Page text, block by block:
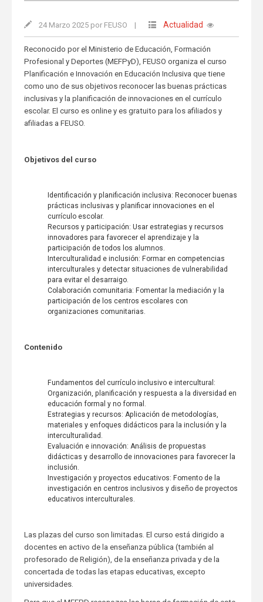
24 Marzo 2025 por FEUSO | Actualidad
Reconocido por el Ministerio de Educación, Formación
Profesional y Deportes (MEFPyD), FEUSO organiza el curso
Planificación e Innovación en Educación Inclusiva que tiene
como uno de sus objetivos reconocer las buenas prácticas
inclusivas y la planificación de innovaciones en el currículo
escolar. El curso es online y es gratuito para los afiliados y
afiliadas a FEUSO.
Objetivos del curso
Identificación y planificación inclusiva: Reconocer buenas
prácticas inclusivas y planificar innovaciones en el
currículo escolar.
Recursos y participación: Usar estrategias y recursos
innovadores para favorecer el aprendizaje y la
participación de todos los alumnos.
Interculturalidad e inclusión: Formar en competencias
interculturales y detectar situaciones de vulnerabilidad
para evitar el desarraigo.
Colaboración comunitaria: Fomentar la mediación y la
participación de los centros escolares con
organizaciones comunitarias.
Contenido
Fundamentos del currículo inclusivo e intercultural:
Organización, planificación y respuesta a la diversidad en
educación formal y no formal.
Estrategias y recursos: Aplicación de metodologías,
materiales y enfoques didácticos para la inclusión y la
interculturalidad.
Evaluación e innovación: Análisis de propuestas
didácticas y desarrollo de innovaciones para favorecer la
inclusión.
Investigación y proyectos educativos: Fomento de la
investigación en centros inclusivos y diseño de proyectos
educativos interculturales.
Las plazas del curso son limitadas. El curso está dirigido a
docentes en activo de la enseñanza pública (también al
profesorado de Religión), de la enseñanza privada y de la
concertada de todas las etapas educativas, excepto
universidades.